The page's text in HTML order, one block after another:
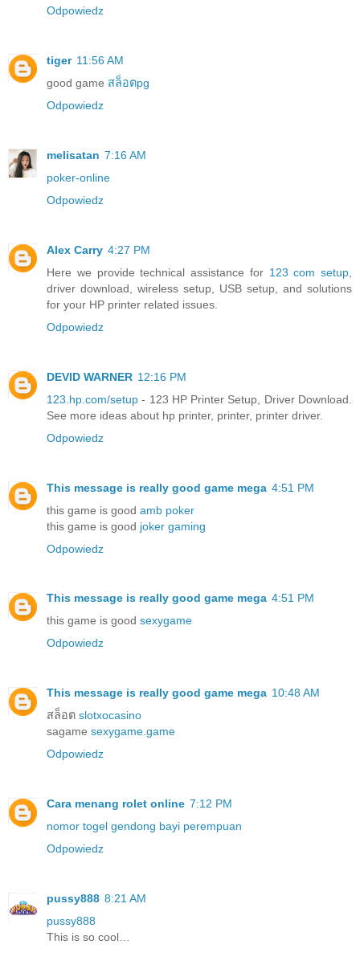
Odpowiedz
tiger 11:56 AM
good game สล็อตpg
Odpowiedz
melisatan 7:16 AM
poker-online
Odpowiedz
Alex Carry 4:27 PM
Here we provide technical assistance for 123 com setup
driver download, wireless setup, USB setup, and solutions
for your HP printer related issues.
Odpowiedz
DEVID WARNER 12:16 PM
123.hp.com/setup - 123 HP Printer Setup, Driver Download.
See more ideas about hp printer, printer, printer driver.
Odpowiedz
This message is really good game mega 4:51 PM
this game is good amb poker
this game is good joker gaming
Odpowiedz
This message is really good game mega 4:51 PM
this game is good sexygame
Odpowiedz
This message is really good game mega 10:48 AM
สล็อต slotxocasino
sagame sexygame.game
Odpowiedz
Cara menang rolet online 7:12 PM
nomor togel gendong bayi perempuan
Odpowiedz
pussy888 8:21 AM
pussy888
This is so cool…